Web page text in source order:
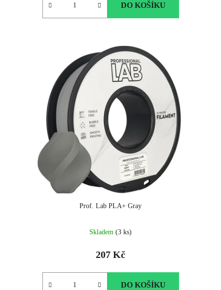
DO KOŠÍKU
Prof. Lab PLA+ Gray
Skladem (3 ks)
207 Kč
DO KOŠÍKU